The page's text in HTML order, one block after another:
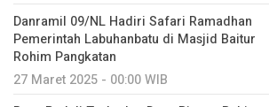
Danramil 09/NL Hadiri Safari Ramadhan
Pemerintah Labuhanbatu di Masjid Baitur
Rohim Pangkatan
27 Maret 2025 - 00:00 WIB